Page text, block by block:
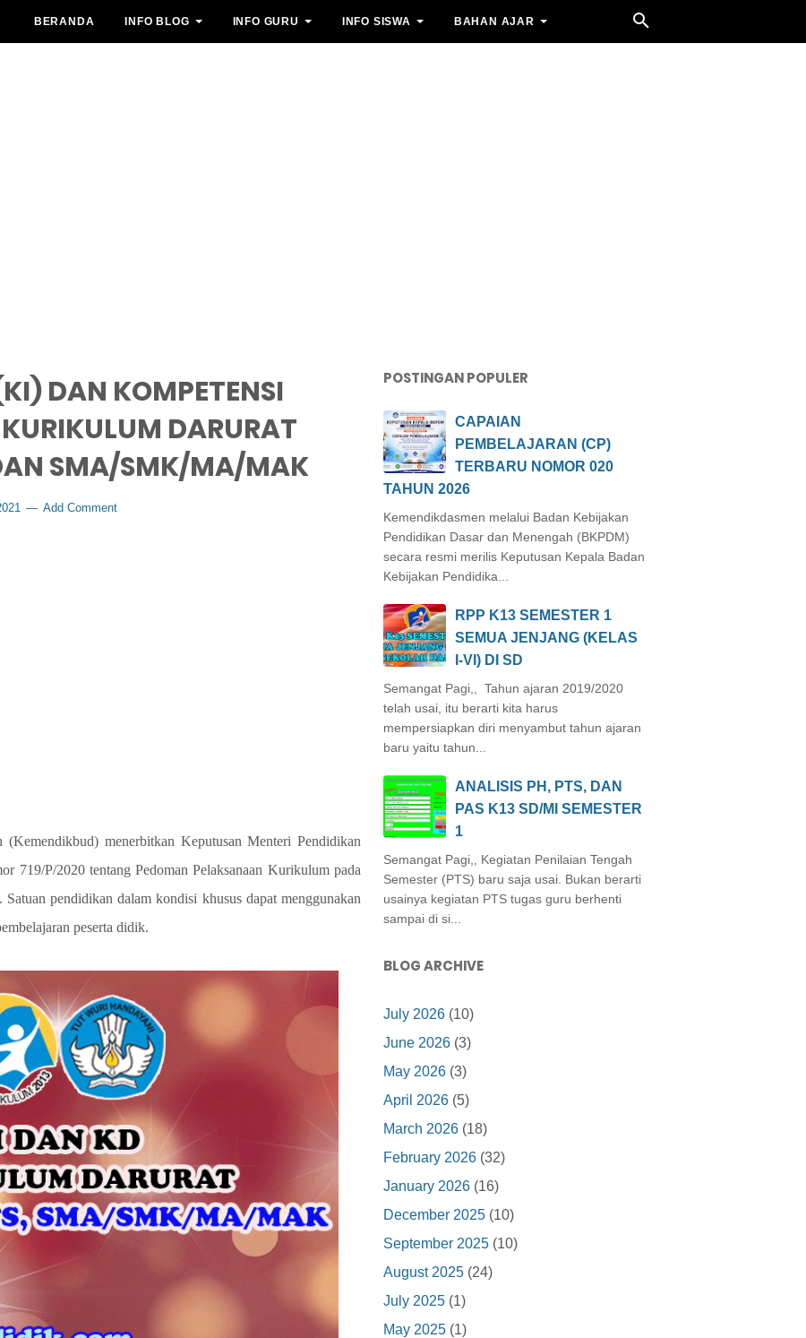
BERANDA INFO BLOG INFO GURU INFO SISWA BAHAN AJAR
DAN KOMPETENSI
DARURAT
SMA/SMK/MA/MAK
Add Comment
(Kemendikbud) menerbitkan Keputusan Menteri Pendidikan
719/P/2020 tentang Pedoman Pelaksanaan Kurikulum pada
pendidikan dalam kondisi khusus dapat menggunakan
peserta didik.
POSTINGAN POPULER
CAPAIAN
PEMBELAJARAN (CP)
TERBARU NOMOR 020
TAHUN 2026
Kemendikdasmen melalui Badan Kebijakan
Pendidikan Dasar dan Menengah (BKPDM)
secara resmi merilis Keputusan Kepala Badan
Kebijakan Pendidika...
RPP K13 SEMESTER 1
SEMUA JENJANG (KELAS
I-VI) DI SD
Semangat Pagi,, Tahun ajaran 2019/2020
telah usai, itu berarti kita harus
mempersiapkan diri menyambut tahun ajaran
baru yaitu tahun...
ANALISIS PH, PTS, DAN
PAS K13 SD/MI SEMESTER
1
Semangat Pagi,, Kegiatan Penilaian Tengah
Semester (PTS) baru saja usai. Bukan berarti
usainya kegiatan PTS tugas guru berhenti
sampai di si...
BLOG ARCHIVE
July 2026 (10)
June 2026 (3)
May 2026 (3)
April 2026 (5)
March 2026 (18)
February 2026 (32)
January 2026 (16)
December 2025 (10)
September 2025 (10)
August 2025 (24)
July 2025 (1)
May 2025 (1)